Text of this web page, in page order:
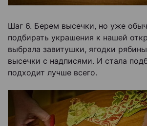
Шаг 6. Берем высечки, но уже
подбирать украшения к нашей
выбрала завитушки, ягодки
высечки с надписями. И стала
подходит лучше всего.